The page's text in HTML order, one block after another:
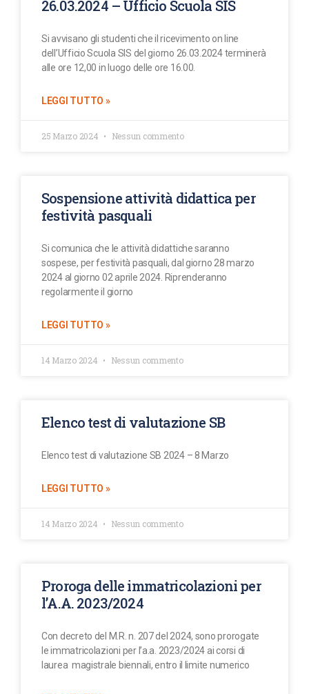
26.03.2024 – Ufficio Scuola SIS
Si avvisano gli studenti che il ricevimento on line
dell’Ufficio Scuola SIS del giorno 26.03.2024 terminerà
alle ore 12,00 in luogo delle ore 16.00.
LEGGI TUTTO »
25 Marzo 2024 Nessun commento
Sospensione attività didattica per
festività pasquali
Si comunica che le attività didattiche saranno
sospese, per festività pasquali, dal giorno 28 marzo
2024 al giorno 02 aprile 2024. Riprenderanno
regolarmente il giorno
LEGGI TUTTO »
14 Marzo 2024 Nessun commento
Elenco test di valutazione SB
Elenco test di valutazione SB 2024 – 8 Marzo
LEGGI TUTTO »
14 Marzo 2024 Nessun commento
Proroga delle immatricolazioni per
l’A.A. 2023/2024
Con decreto del M.R. n. 207 del 2024, sono prorogate
le immatricolazioni per l’a.a. 2023/2024 ai corsi di
laurea magistrale biennali, entro il limite numerico